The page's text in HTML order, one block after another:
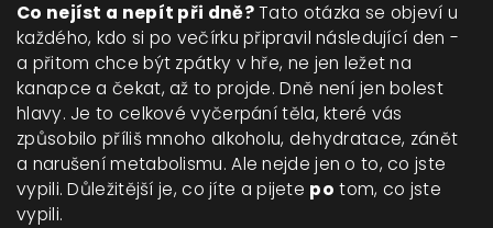
Co nejíst a nepít při dně?Tato otázka se objeví u
každého, kdo si po večírku připravil následující den -
a přitom chce být zpátky v hře, ne jen ležet na
kanapce a čekat, až to projde. Dně není jen bolest
hlavy. Je to celkové vyčerpání těla, které vás
způsobilo příliš mnoho alkoholu, dehydratace, zánět
a narušení metabolismu. Ale nejde jen o to, co jste
vypili. Důležitější je, co jíte a pijete po tom, co jste
vypili.